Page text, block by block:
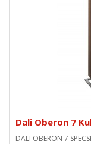
Dali Oberon 7
DALI OBERON 7